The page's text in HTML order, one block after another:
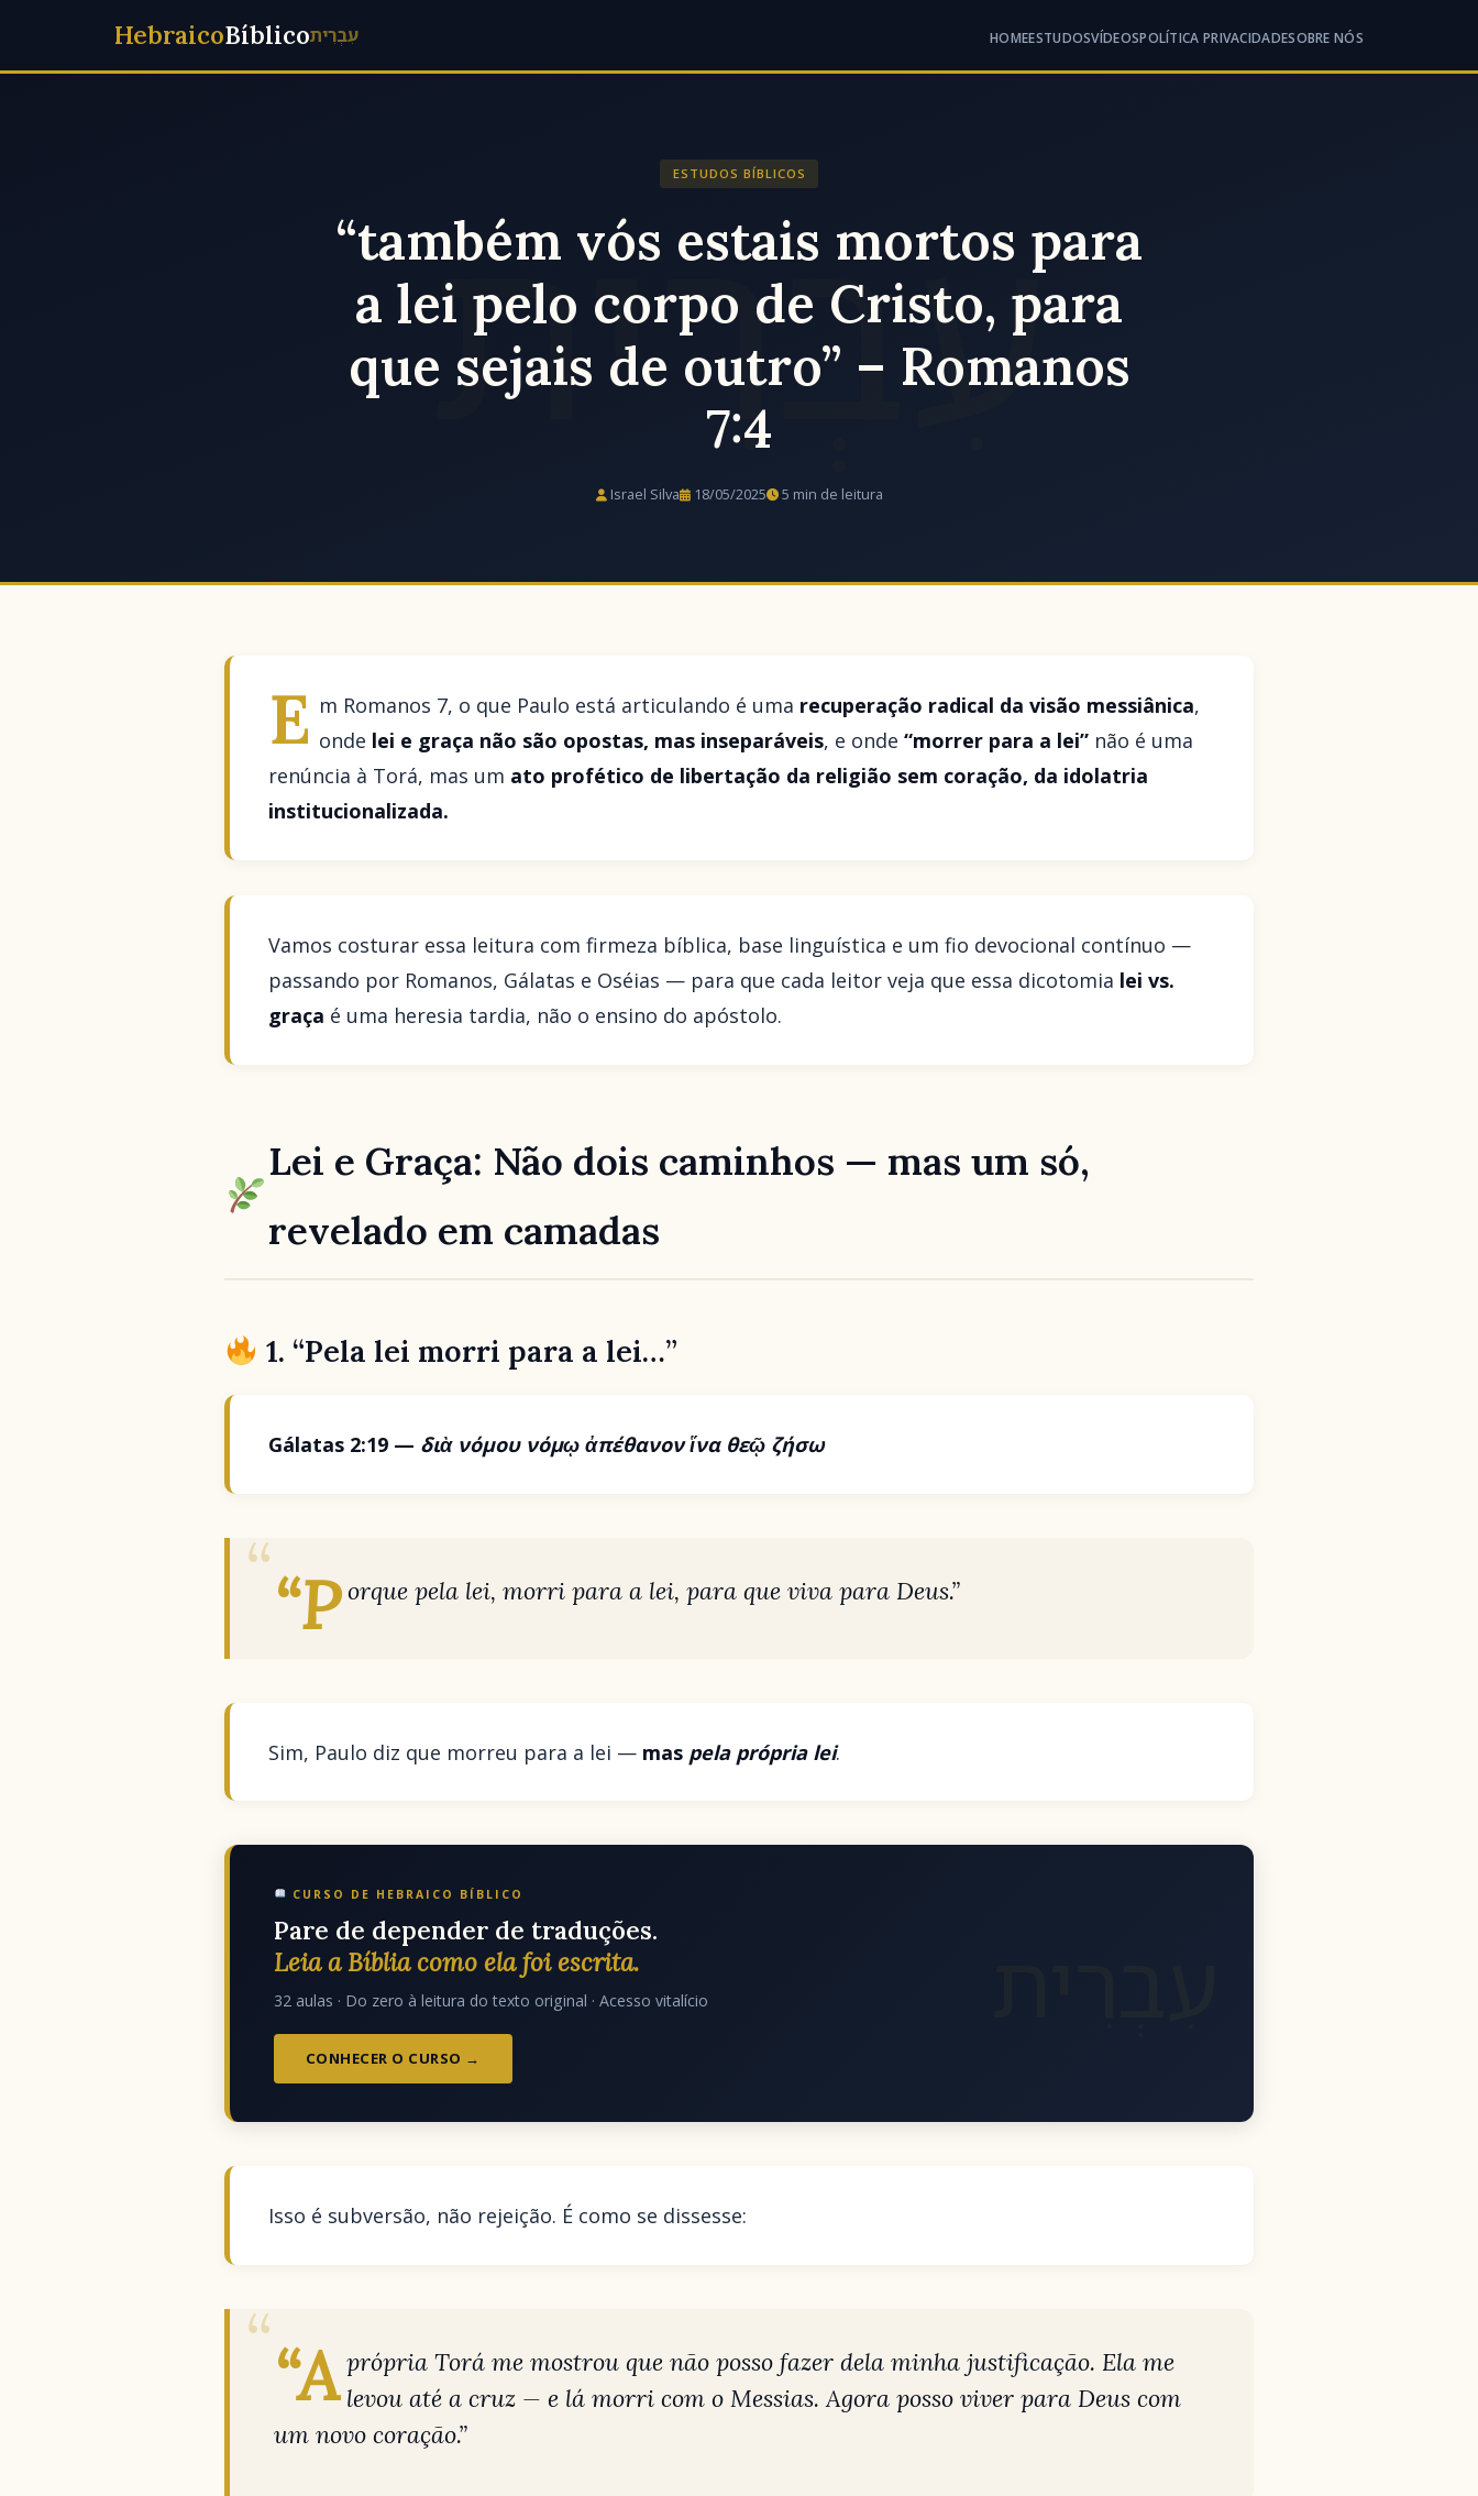
HebraicoBíblicoעִבְרִית HOMEESTUDOSVÍDEOSPOLÍTICA PRIVACIDADESOBRE NÓS
ESTUDOS BÍBLICOS
“também vós estais mortos para
a lei pelo corpo de Cristo, para
que sejais de outro” – Romanos
7:4
Israel Silva 18/05/2025 5 min de leitura
E m Romanos 7, o que Paulo está articulando é uma recuperação radical da visão messiânica,
onde lei e graça não são opostas, mas inseparáveis, e onde“morrer para a lei” não é uma
renúncia à Torá, mas um ato profético de libertação da religião sem coração, da idolatria
institucionalizada.
Vamos costurar essa leitura com firmeza bíblica, base linguística e um fio devocional contínuo —
passando por Romanos, Gálatas e Oséias — para que cada leitor veja que essa dicotomia lei vs.
graça é uma heresia tardia, não o ensino do apóstolo.
Lei e Graça: Não dois caminhos — mas um só,
revelado em camadas
1. “Pela lei morri para a lei…”
Gálatas 2:19 — διὰ νόμου νόμῳ ἀπέθανον ἵνα θεῷ ζήσω
“P orque pela lei, morri para a lei, para que viva para Deus.”
Sim, Paulo diz que morreu para a lei — mas pela própria lei.
CURSO DE HEBRAICO BÍBLICO
Pare de depender de traduções.
Leia a Bíblia como ela foi escrita.
32 aulas · Do zero à leitura do texto original · Acesso vitalício
CONHECER O CURSO →
Isso é subversão, não rejeição. É como se dissesse:
“A própria Torá me mostrou que não posso fazer dela minha justificação. Ela me
levou até a cruz — e lá morri com o Messias. Agora posso viver para Deus com
um novo coração.”